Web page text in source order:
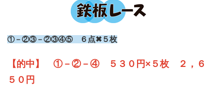
①－②③－②③④⑤ ６点✖５枚
【的中】 ①－②－④ ５３０円×５枚 ２，６
５０円